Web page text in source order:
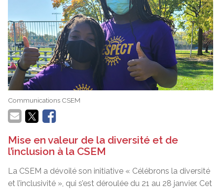
Communications CSEM
Mise en valeur de la diversité et de
l’inclusion à la CSEM
La CSEM a dévoilé son initiative « Célébrons la diversité
et l’inclusivité », qui s’est déroulée du 21 au 28 janvier. Cet